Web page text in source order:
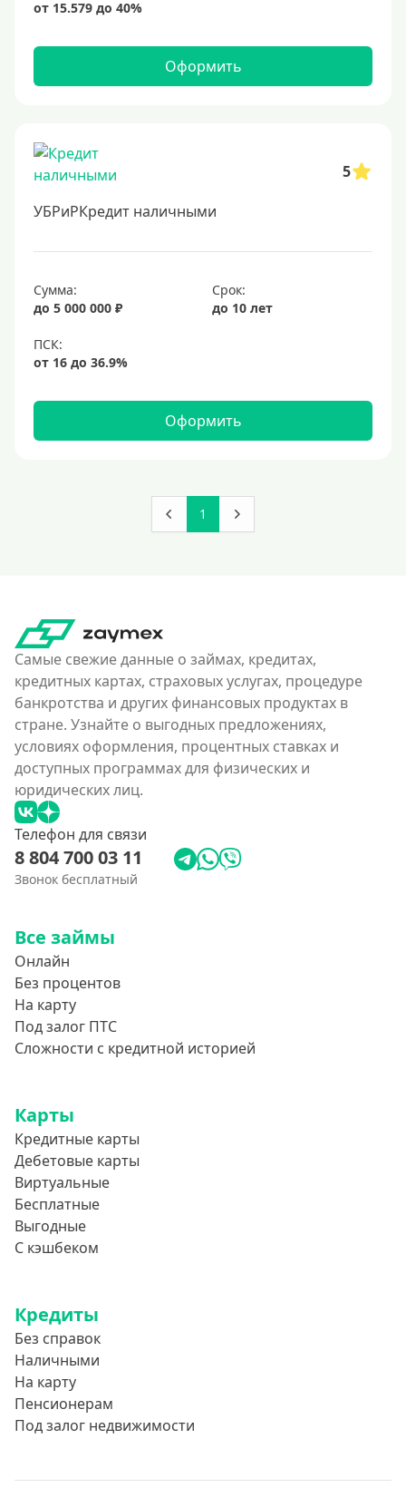
Оформить
5
УБРиРКредит наличными
Сумма:
до 5 000 000 ₽
Срок:
до 10 лет
Оформить
1
Самые свежие данные о займах, кредитах,
кредитных картах, страховых услугах, процедуре
банкротства и других финансовых продуктах в
стране. Узнайте о выгодных предложениях,
условиях оформления, процентных ставках и
доступных программах для физических и
юридических лиц.
Телефон для связи
8 804 700 03 11
Звонок бесплатный
Все займы
Онлайн
Без процентов
На карту
Под залог ПТС
Сложности с кредитной историей
Карты
Кредитные карты
Дебетовые карты
Виртуальные
Бесплатные
Выгодные
С кэшбеком
Кредиты
Без справок
Наличными
На карту
Пенсионерам
Под залог недвижимости